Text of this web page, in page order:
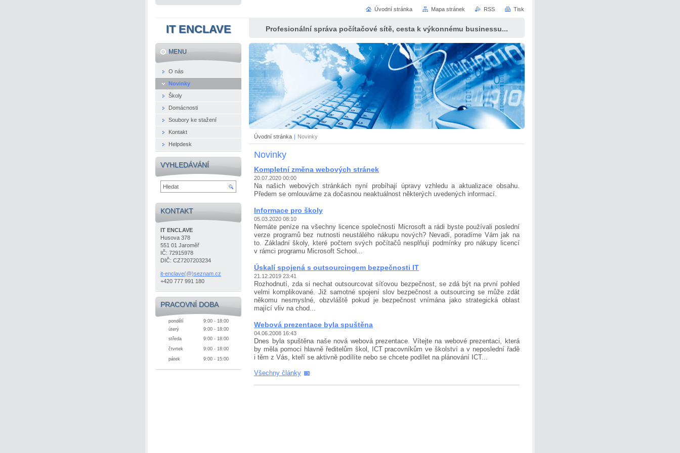
IT ENCLAVE Profesionální správa počítačové sítě, cesta k výkonnému businessu...
Úvodní stránka | Novinky
Novinky
Kompletní změna webových stránek
20.07.2020 00:00
Na našich webových stránkách nyní probíhají úpravy vzhledu a aktualizace obsahu.
Předem se omlouváme za dočasnou neaktuálnost některých uve­de­ných informací.
Informace pro školy
05.03.2020 08:10
Nemáte peníze na všechny licence společnosti Microsoft a rádi byste používali poslední
verze programů bez nutnosti neustálého nákupu nových? Nevadí, poradíme Vám jak na
to. Základní školy, které počtem svých počítačů nespl­ňují podmínky pro nákupy licencí
v rámci programu Microsoft School...
Úskalí spojená s outsourcingem bezpečnosti IT
21.12.2019 23:41
Rozhodnutí, zda si nechat outsourcovat síťovou bez­peč­nost, se zdá být na první pohled
velmi komplikované. Již samotné spojení slov bez­peč­nost a outsourcing se může zdát
někomu nesmyslné, obzvláště pokud je bezpečnost vnímána jako strategická oblast
mající vliv na chod...
Webová prezentace byla spuštěna
04.06.2008 16:43
Dnes byla spuštěna naše nová webová prezentace. Vítejte na webové prezentaci, která
by měla pomoci hlavně ředitelům škol, ICT pracov­níkům ve školství a v nepos­lední řadě
i těm z Vás, kteří se aktivně podílíte nebo se chcete podílet na plánování ICT...
Všechny články
MENU
O nás
Novinky
Školy
Domácnosti
Soubory ke stažení
Kontakt
Helpdesk
VYHLEDÁVÁNÍ
KONTAKT
IT ENCLAVE
Husova 378
551 01 Jaroměř
IČ: 72915978
DIČ: CZ7207203234
it-enclave(@)seznam.cz
+420 777 991 180
PRACOVNÍ DOBA
pondělí
9:00 - 18:00
úterý
9:00 - 18:00
středa
9:00 - 18:00
čtvrtek
9:00 - 18:00
pátek
9:00 - 15:00
Úvodní stránka Mapa stránek RSS Tisk